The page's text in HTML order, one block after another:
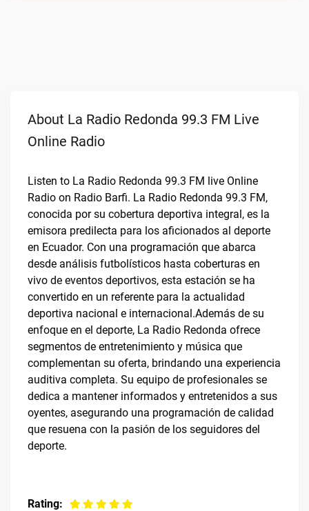
About La Radio Redonda 99.3 FM Live
Online Radio
Listen to La Radio Redonda 99.3 FM live Online
Radio on Radio Barfi. La Radio Redonda 99.3 FM,
conocida por su cobertura deportiva integral, es la
emisora predilecta para los aficionados al deporte
en Ecuador. Con una programación que abarca
desde análisis futbolísticos hasta coberturas en
vivo de eventos deportivos, esta estación se ha
convertido en un referente para la actualidad
deportiva nacional e internacional.Además de su
enfoque en el deporte, La Radio Redonda ofrece
segmentos de entretenimiento y música que
complementan su oferta, brindando una experiencia
auditiva completa. Su equipo de profesionales se
dedica a mantener informados y entretenidos a sus
oyentes, asegurando una programación de calidad
que resuena con la pasión de los seguidores del
deporte.
Rating: